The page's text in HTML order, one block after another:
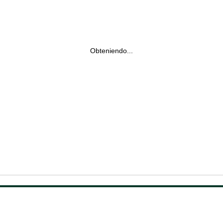
Obteniendo...